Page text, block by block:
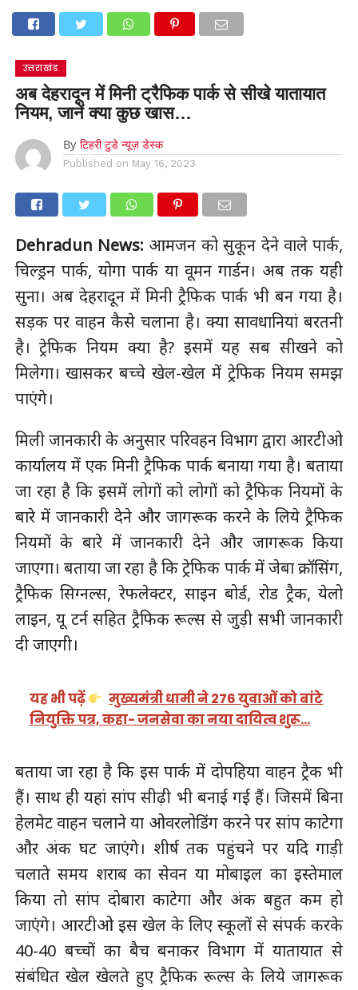
उत्तराखंड
अब देहरादून में मिनी ट्रैफिक पार्क से सीखे यातायात
नियम, जानें क्या कुछ खास…
By टिहरी टुडे न्यूज़ डेस्क
Published on May 16, 2023
Dehradun News: आमजन को सुकून देने वाले पार्क,
चिल्ड्रन पार्क, योगा पार्क या वूमन गार्डन। अब तक यही
सुना। अब देहरादून में मिनी ट्रैफिक पार्क भी बन गया है।
सड़क पर वाहन कैसे चलाना है। क्या सावधानियां बरतनी
है। ट्रेफिक नियम क्या है? इसमें यह सब सीखने को
मिलेगा। खासकर बच्चे खेल-खेल में ट्रेफिक नियम समझ
पाएंगे।
मिली जानकारी के अनुसार परिवहन विभाग द्वारा आरटीओ
कार्यालय में एक मिनी ट्रैफिक पार्क बनाया गया है। बताया
जा रहा है कि इसमें लोगों को लोगों को ट्रैफिक नियमों के
बारे में जानकारी देने और जागरूक करने के लिये ट्रैफिक
नियमों के बारे में जानकारी देने और जागरूक किया
जाएगा। बताया जा रहा है कि ट्रेफिक पार्क में जेबा क्रॉसिंग,
ट्रैफिक सिग्नल्स, रेफलेक्टर, साइन बोर्ड, रोड ट्रैक, येलो
लाइन, यू टर्न सहित ट्रैफिक रूल्स से जुड़ी सभी जानकारी
दी जाएगी।
यह भी पढ़ें
मुख्यमंत्री धामी ने 276 युवाओं को बांटे
नियुक्ति पत्र, कहा- जनसेवा का नया दायित्व शुरू…
बताया जा रहा है कि इस पार्क में दोपहिया वाहन ट्रैक भी
हैं। साथ ही यहां सांप सीढ़ी भी बनाई गई हैं। जिसमें बिना
हेलमेट वाहन चलाने या ओवरलोडिंग करने पर सांप काटेगा
और अंक घट जाएंगे। शीर्ष तक पहुंचने पर यदि गाड़ी
चलाते समय शराब का सेवन या मोबाइल का इस्तेमाल
किया तो सांप दोबारा काटेगा और अंक बहुत कम हो
जाएंगे। आरटीओ इस खेल के लिए स्कूलों से संपर्क करके
40-40 बच्चों का बैच बनाकर विभाग में यातायात से
संबंधित खेल खेलते हुए ट्रैफिक रूल्स के लिये जागरूक